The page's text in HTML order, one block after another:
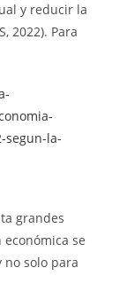
y reducir la
2022). Para
segun-la-
grandes
se
no solo para